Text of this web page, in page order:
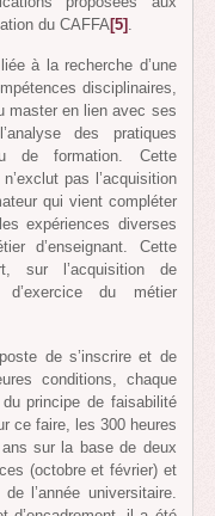
du CAFFA[5]
à la recherche d’une
disciplinaires,
master en lien avec ses
des pratiques
de formation. Cette
pas l’acquisition
qui vient compléter
expériences diverses
d’enseignant. Cette
sur l’acquisition de
du métier
de s’inscrire et de
conditions, chaque
principe de faisabilité
ce faire, les 300 heures
sur la base de deux
(octobre et février) et
l’année universitaire.